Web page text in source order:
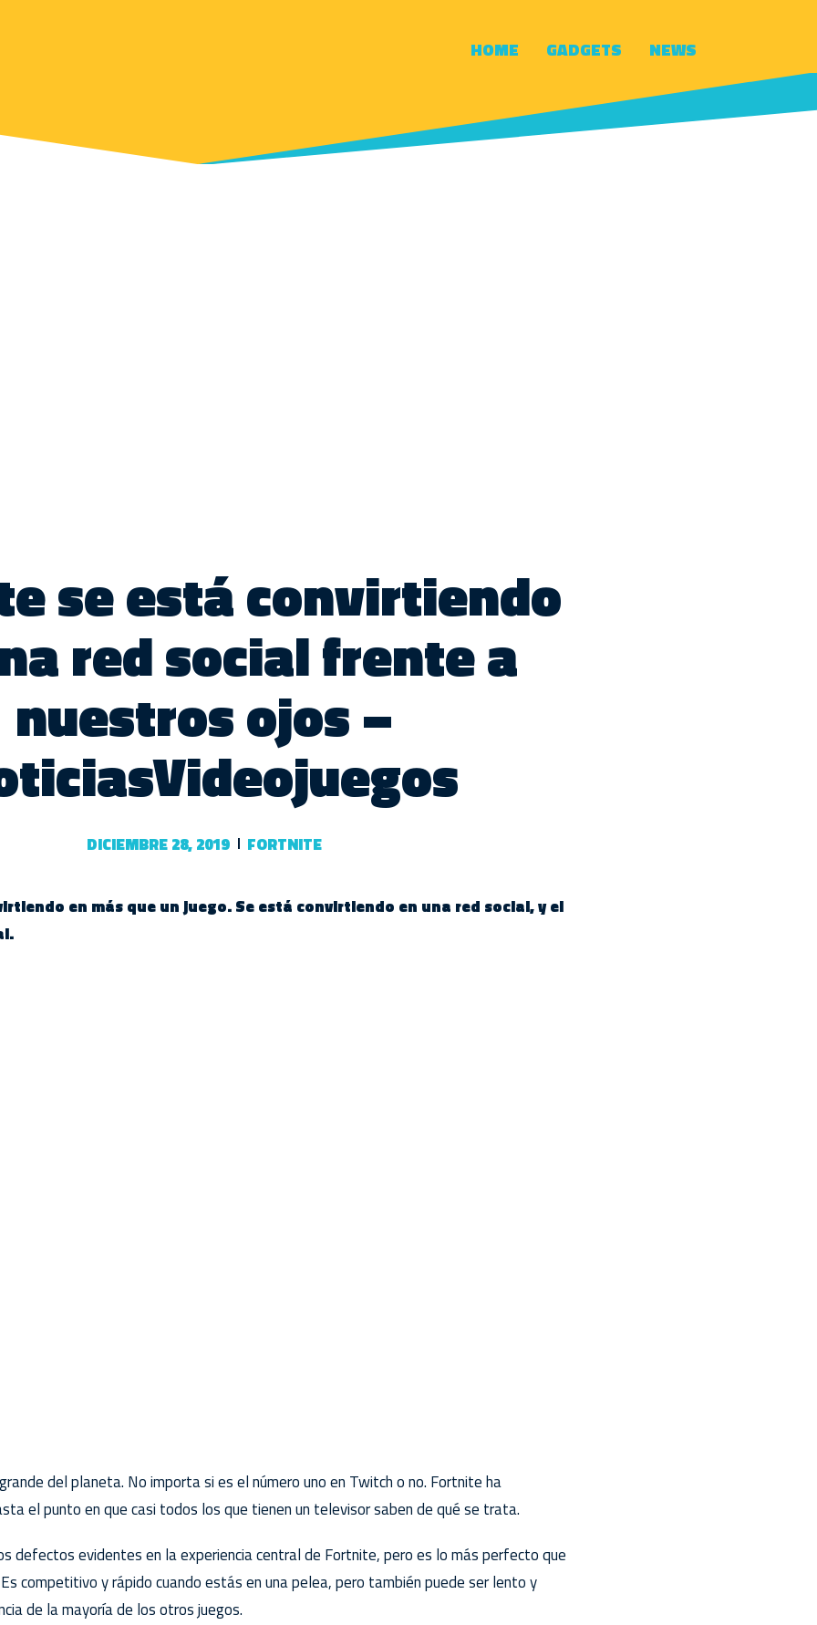
HOME GADGETS NEWS
se está convirtiendo
red social frente a
nuestros ojos –
DICIEMBRE 28, 2019 FORTNITE
en más que un juego. Se está convirtiendo en una red social, y el
del planeta. No importa si es el número uno en Twitch o no. Fortnite ha
el punto en que casi todos los que tienen un televisor saben de qué se trata.
defectos evidentes en la experiencia central de Fortnite, pero es lo más perfecto que
competitivo y rápido cuando estás en una pelea, pero también puede ser lento y
de la mayoría de los otros juegos.